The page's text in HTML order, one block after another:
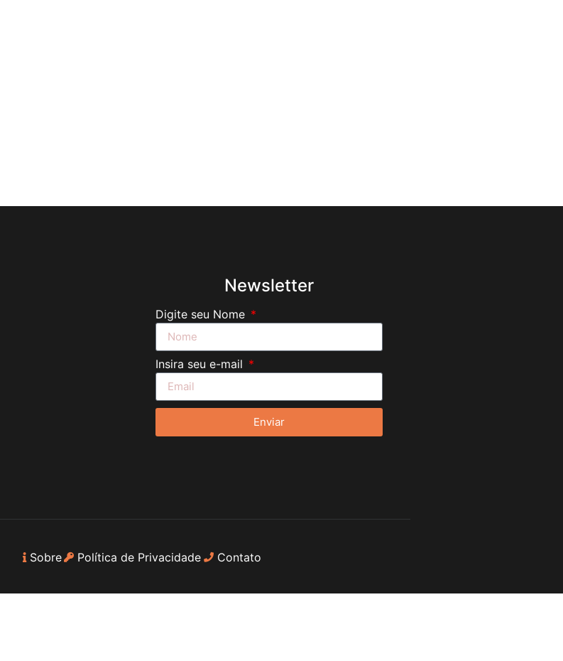
Newsletter
Digite seu Nome
Insira seu e-mail
Enviar
Sobre Política de Privacidade Contato